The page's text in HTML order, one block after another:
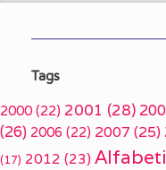
Tags
2000 (22) 2001 (28)
(26) 2006 (22) 2007 (25)
(17) 2012 (23)